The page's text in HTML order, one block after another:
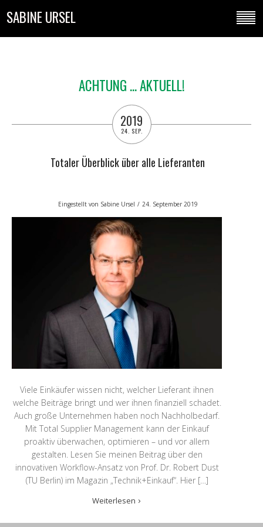
SABINE URSEL
ACHTUNG ... AKTUELL!
2019
24. SEP.
Totaler Überblick über alle Lieferanten
Eingestellt von Sabine Ursel / 24. September 2019
Viele Einkäufer wissen nicht, welcher Lieferant ihnen
welche Beiträge bringt und wer ihnen finanziell schadet.
Auch große Unternehmen haben noch Nachholbedarf.
Mit Total Supplier Management kann der Einkauf
proaktiv überwachen, optimieren – und vor allem
gestalten. Lesen Sie meinen Beitrag über den
innovativen Workflow-Ansatz von Prof. Dr. Robert Dust
(TU Berlin) im Magazin „Technik+Einkauf“. Hier […]
Weiterlesen